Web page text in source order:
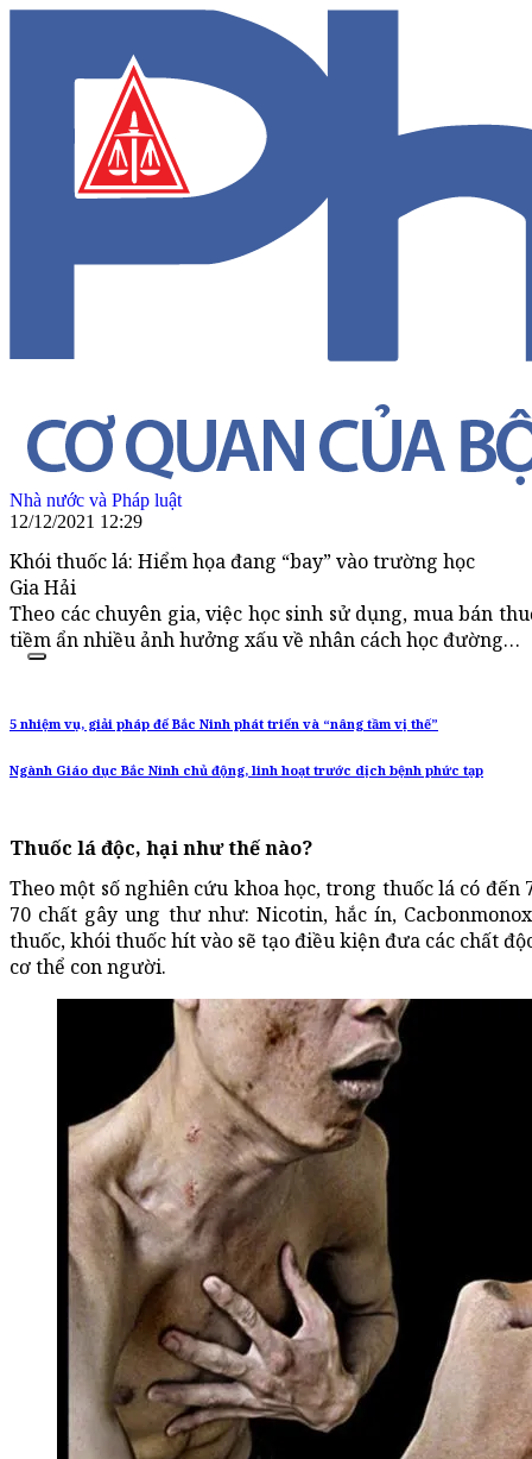
Nhà nước và Pháp luật
12/12/2021 12:29
Khói thuốc lá: Hiểm họa đang “bay” vào trường học
Gia Hải
Theo các chuyên gia, việc học sinh sử dụng, mua bán
tiềm ẩn nhiều ảnh hưởng xấu về nhân cách học đường…
5 nhiệm vụ, giải pháp để Bắc Ninh phát triển và “nâng tầm vị thế”
Ngành Giáo dục Bắc Ninh chủ động, linh hoạt trước dịch bệnh phức tạp
Thuốc lá độc, hại như thế nào?
Theo một số nghiên cứu khoa học, trong thuốc lá có đến
70 chất gây ung thư như: Nicotin, hắc ín,
thuốc, khói thuốc hít vào sẽ tạo điều kiện đưa các chất
cơ thể con người.